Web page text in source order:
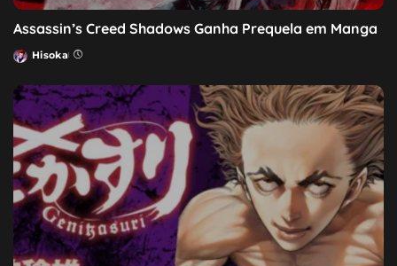
Assassin’s Creed Shadows Ganha Prequela em Manga
Posted
Hisoka